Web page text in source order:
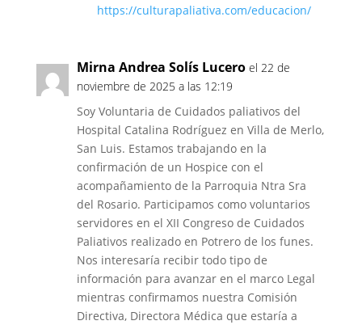
https://culturapaliativa.com/educacion/
Mirna Andrea Solís Lucero el 22 de
noviembre de 2025 a las 12:19
Soy Voluntaria de Cuidados paliativos del
Hospital Catalina Rodríguez en Villa de Merlo,
San Luis. Estamos trabajando en la
confirmación de un Hospice con el
acompañamiento de la Parroquia Ntra Sra
del Rosario. Participamos como voluntarios
servidores en el XII Congreso de Cuidados
Paliativos realizado en Potrero de los funes.
Nos interesaría recibir todo tipo de
información para avanzar en el marco Legal
mientras confirmamos nuestra Comisión
Directiva, Directora Médica que estaría a